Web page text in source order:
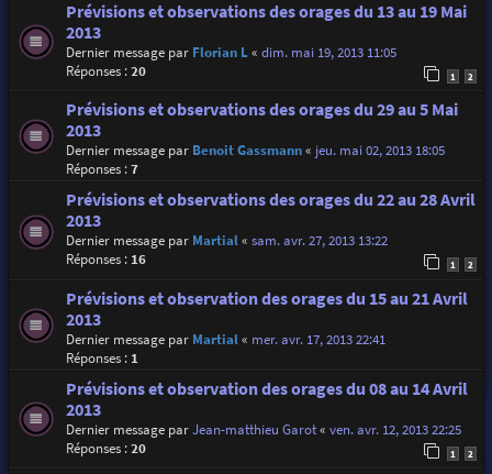
Prévisions et observations des orages du 13 au 19 Mai
2013
Dernier message par Florian L« dim. mai 19, 2013 11:05
Réponses :20 1 2
Prévisions et observations des orages du 29 au 5 Mai
2013
Dernier message par Benoit Gassmann« jeu. mai 02, 2013 18:05
Réponses :7
Prévisions et observations des orages du 22 au 28 Avril
2013
Dernier message par Martial« sam. avr. 27, 2013 13:22
Réponses : 16 1 2
Prévisions et observation des orages du 15 au 21 Avril
2013
Dernier message par Martial« mer. avr. 17, 2013 22:41
Réponses : 1
Prévisions et observation des orages du 08 au 14 Avril
2013
Dernier message parJean-matthieu Garot« ven. avr. 12, 2013 22:25
Réponses :20 1 2